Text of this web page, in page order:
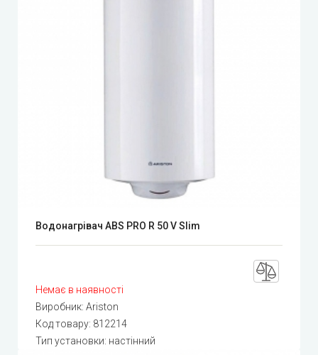
Водонагрівач ABS PRO R 50 V Slim
Немає в наявності
Виробник: Ariston
Код товару: 812214
Тип установки: настінний